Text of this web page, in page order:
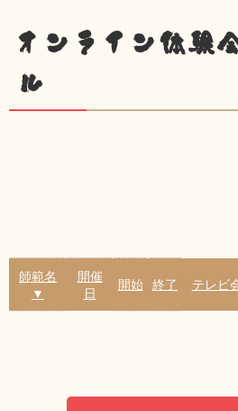
オンライン体験
ル
師範名
▼
開催
日
開始 終了 テレビ